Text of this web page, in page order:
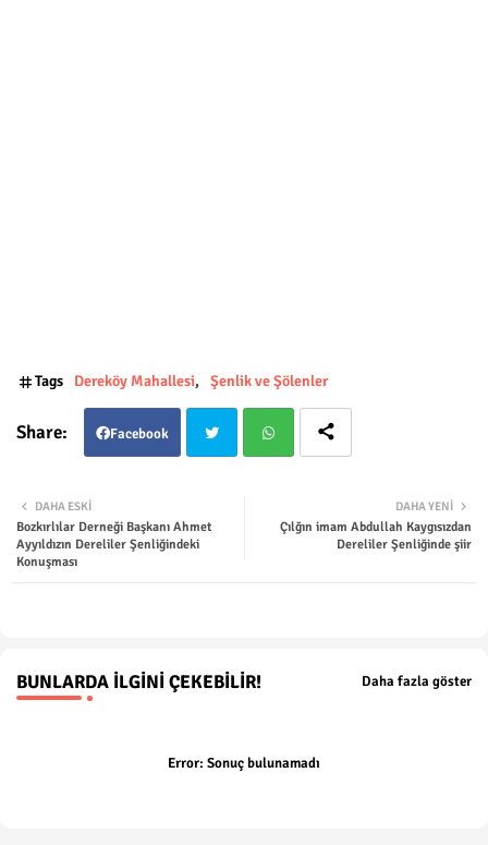
Tags Dereköy Mahallesi Şenlik ve Şölenler
Facebook
ter tsap
DAHA YENI
Çılğın imam Abdullah Kaygısızdan
Dereliler Şenliğinde şiir
DAHA ESKI
Bozkırlılar Derneği Başkanı Ahmet
Ayyıldızın Dereliler Şenliğindeki
Konuşması
BUNLARDA İLGINI ÇEKEBILIR! Daha fazla göster
Error: Sonuç bulunamadı